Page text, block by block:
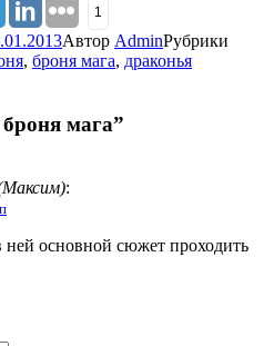
1
Автор AdminРубрики
, броня мага, драконья
мага”
:
ней основной сюжет проходить